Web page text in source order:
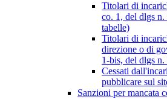
Titolari di
co. 1, del dlgs
tabelle)
Titolari di
direzione o di
1-bis, del dlgs
Cessati
pubblicare sul
Sanzioni per mancata